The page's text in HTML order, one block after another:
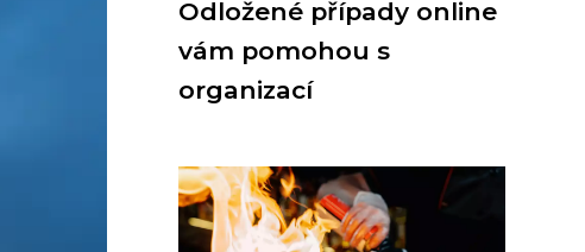
Odložené případy online
vám pomohou s
organizací